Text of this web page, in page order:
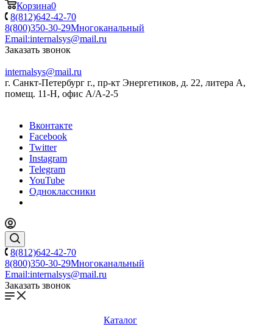
Корзина0
8(812)642-42-70
8(800)350-30-29Многоканальный
Email:internalsys@mail.ru
Заказать звонок
internalsys@mail.ru
г. Санкт-Петербург г., пр-кт Энергетиков, д. 22, литера А,
помещ. 11-Н, офис А/А-2-5
Вконтакте
Facebook
Twitter
Instagram
Telegram
YouTube
Одноклассники
8(812)642-42-70
8(800)350-30-29Многоканальный
Email:internalsys@mail.ru
Заказать звонок
Каталог